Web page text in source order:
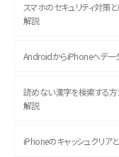
スマホのセキュリティ対
解説
AndroidからiPhoneへデー
読めない漢字を検索する方
解説
iPhoneのキャッシュクリ